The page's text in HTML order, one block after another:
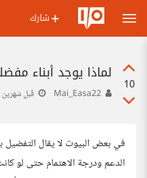
شارك
10
لماذا يوجد أبناء
قبل شهرين
في بعض البيوت لا يقال
الدعم ودرجة الاهتمام حتى لو